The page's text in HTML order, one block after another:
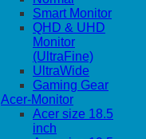
Smart Monitor
QHD & UHD
Monitor
(UltraFine)
UltraWide
Gaming Gear
Acer-Monitor
Acer size 18.5
inch